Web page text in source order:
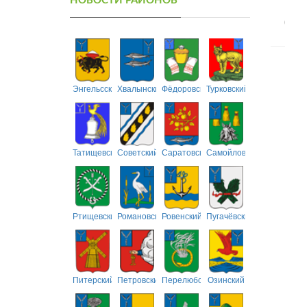
ЭнгельсскийХвалынскийФёдоровскийТурковский
ТатищевскийСоветский СаратовскийСамойловский
РтищевскийРомановскийРовенский Пугачёвский
Питерский ПетровскийПерелюбскийОзинский